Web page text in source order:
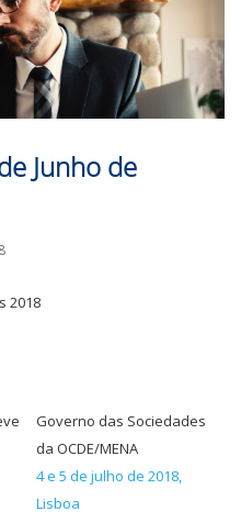
Junho de
2018
Governo das Sociedades
da OCDE/MENA
4 e 5 de julho de 2018,
Lisboa